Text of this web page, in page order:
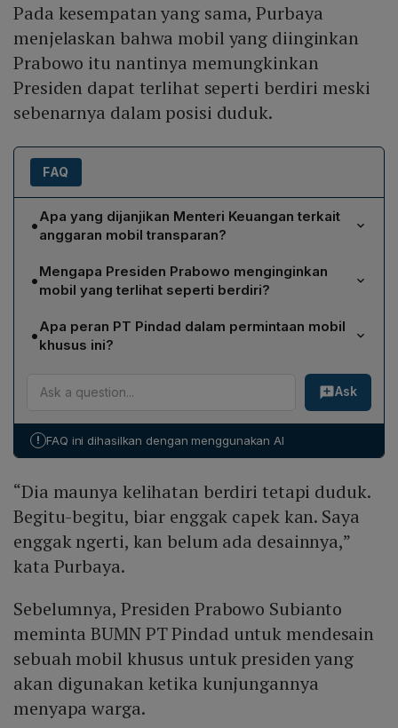
Pada kesempatan yang sama, Purbaya
menjelaskan bahwa mobil yang diinginkan
Prabowo itu nantinya memungkinkan
Presiden dapat terlihat seperti berdiri meski
sebenarnya dalam posisi duduk.
FAQ
•Apa yang dijanjikan Menteri Keuangan terkait
anggaran mobil transparan?
Menteri Keuangan Purbaya Yudhi Sadewa menyatakan
bahwa anggaran untuk mobil transparan sudah
tersedia, namun belum ada permintaan resmi. Ia
menegaskan pemerintah akan menyediakan dana bila
Presiden Prabowo secara resmi mengajukan
•Mengapa Presiden Prabowo menginginkan
mobil yang terlihat seperti berdiri?
Presiden Prabowo menginginkan mobil yang tampak
seperti ia berdiri walaupun duduk agar terlihat lebih
berada dalam posisi duduk, serta memenuhi harapan
rakyat yang menantikannya di luar jalan.
•Apa peran PT Pindad dalam permintaan mobil
khusus ini?
PT Pindad, sebagai BUMN yang memproduksi
kendaraan khusus, diminta untuk merancang dan
membuat mobil transparan dengan bodi kaca.
dinas Presiden yang bernama Maung.
Ask
! FAQ ini dihasilkan dengan menggunakan AI
“Dia maunya kelihatan berdiri tetapi duduk.
Begitu-begitu, biar enggak capek kan. Saya
enggak ngerti, kan belum ada desainnya,”
kata Purbaya.
Sebelumnya, Presiden Prabowo Subianto
meminta BUMN PT Pindad untuk mendesain
sebuah mobil khusus untuk presiden yang
akan digunakan ketika kunjungannya
menyapa warga.